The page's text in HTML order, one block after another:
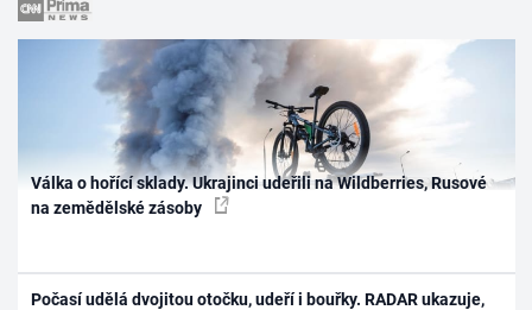
Válka o hořící sklady. Ukrajinci udeřili na Wildberries, Rusové
na zemědělské zásoby
Počasí udělá dvojitou otočku, udeří i bouřky. RADAR ukazuje,